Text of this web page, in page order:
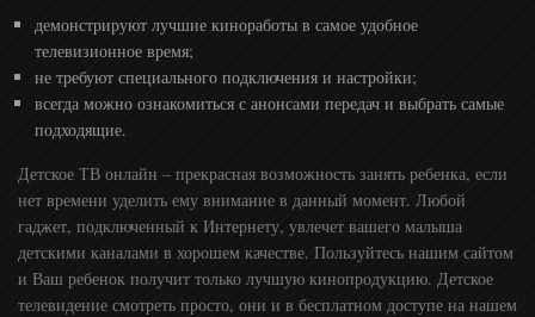
демонстрируют лучшие киноработы в самое удобное
телевизионное время;
не требуют специального подключения и настройки;
всегда можно ознакомиться с анонсами передач и выбрать самые
подходящие.
Детское ТВ онлайн – прекрасная возможность занять ребенка, если
нет времени уделить ему внимание в данный момент. Любой
гаджет, подключенный к Интернету, увлечет вашего малыша
детскими каналами в хорошем качестве. Пользуйтесь нашим сайтом
и Ваш ребенок получит только лучшую кинопродукцию. Детское
телевидение смотреть просто, они и в бесплатном доступе на нашем